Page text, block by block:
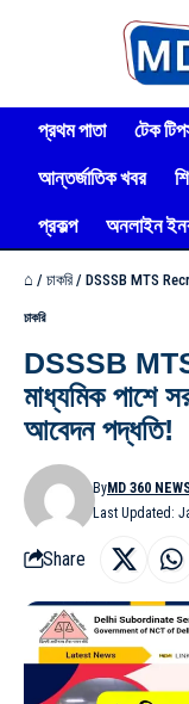
প্রথম পাতা টেক
আন্তর্জাতিক খবর
প্রকল্প
অনলাইন
⌂ / চাকরি / DSSSB MTS
চাকরি
DSSSB
মাধ্যমিক পাশে
আবেদন পদ্ধতি!
Last Updated:
ByMD 360
Share